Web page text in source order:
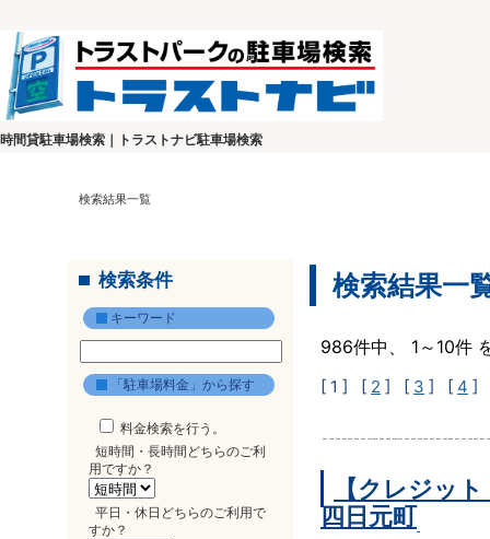
時間貸駐車場検索｜トラストナビ駐車場検索
検索結果一覧
検索条件
キーワード
「駐車場料金」から探す
料金検索を行う。
短時間・長時間どちらのご利
用ですか？
平日・休日どちらのご利用で
すか？
検索結果一
986件中、 1～10件
[ 1 ] [ 2 ] [ 3 ] [ 4 ]
【クレジッ
四日元町